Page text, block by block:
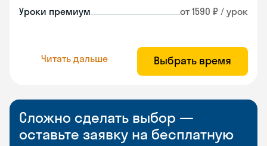
Уроки премиум от 1590 ₽ / урок
Читать дальше Выбрать время
Сложно сделать выбор —
оставьте заявку на бесплатную